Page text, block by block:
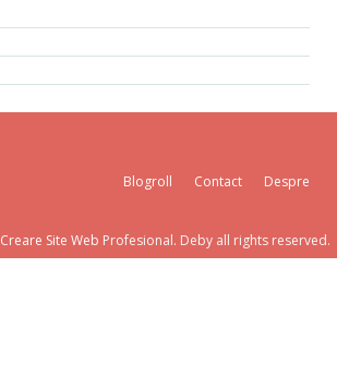
Blogroll Contact Despre
Creare Site Web Profesional. Deby all rights reserved.